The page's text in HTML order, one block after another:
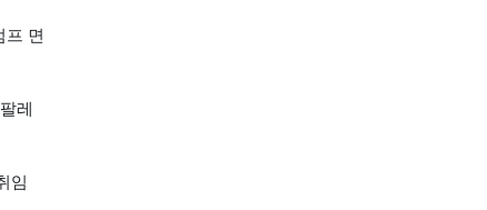
프 면
레
임